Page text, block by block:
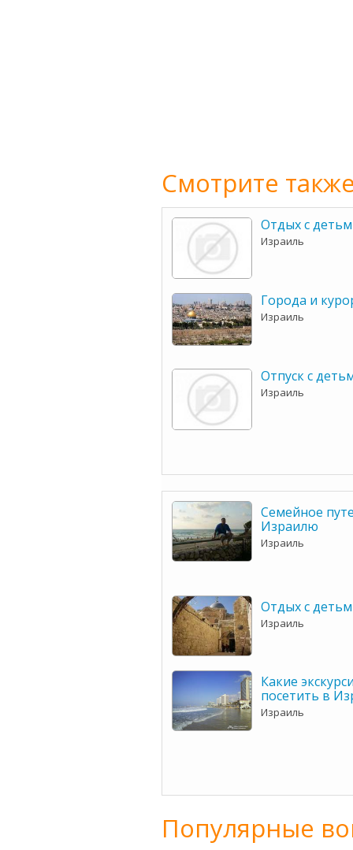
Смотрите
Отдых с
Израиль
Города и
Израиль
Отпуск с
Израиль
Семейное
Израилю
Израиль
Отдых с
Израиль
Какие
посетить в
Израиль
Популярные